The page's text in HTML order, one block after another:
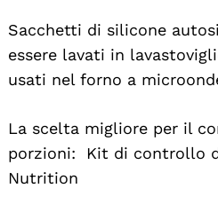
Sacchetti di silicone
essere lavati in
usati nel forno a
La scelta migliore per il
porzioni: Kit di controllo
Nutrition